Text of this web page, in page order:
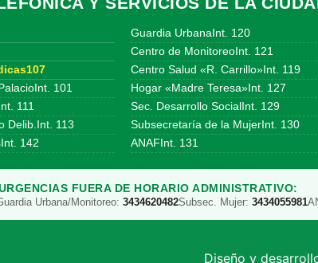
101
111
Delib.Int. 113
142
Guardia UrbanaInt. 120
Centro de MonitoreoInt. 121
Centro Salud «R. Carrillo»Int. 119
Hogar «Madre Teresa»Int. 127
Sec. Desarrollo SocialInt. 129
Subsecretaría de la MujerInt. 130
ANAFInt. 131
FUERA DE HORARIO ADMINISTRATIVO:
Urbana/Monitoreo: 3434620482Subsec. Mujer: 3434055981
Diseño y